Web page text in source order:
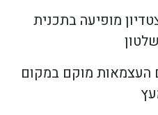
מופיעה בתכנית
העצמאות מוקם במקום